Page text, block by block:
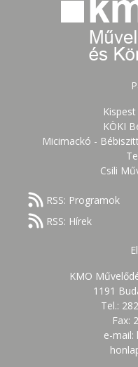
KÖKI
Micimackó -
Csili
RSS: Programok
RSS: Hírek
KMO
1191
Tel.:
Fax:
e-mail: